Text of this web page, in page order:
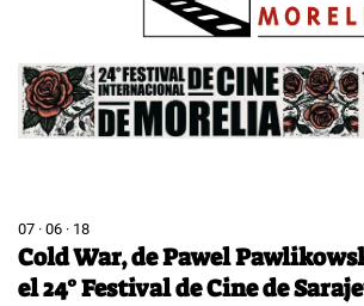
Image
07 · 06 · 18
Cold War, de Pawel
el 24° Festival de Cine de